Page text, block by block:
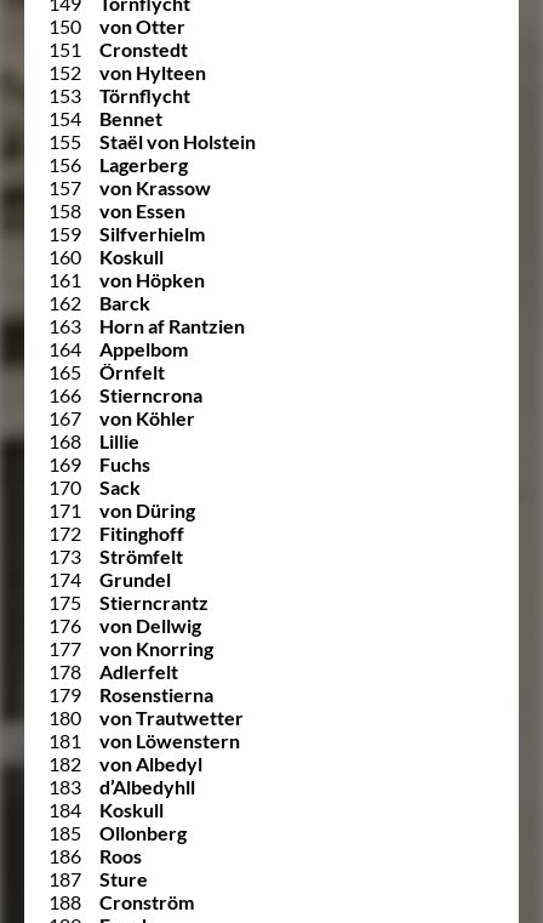
150
von Otter
151
Cronstedt
152
von Hylteen
153
Törnflycht
154
Bennet
155
Staël von Holstein
156
Lagerberg
157
von Krassow
158
von Essen
159
Silfverhielm
160
Koskull
161
von Höpken
162
Barck
163
Horn af Rantzien
164
Appelbom
165
Örnfelt
166
Stierncrona
167
von Köhler
168
Lillie
169
Fuchs
170
Sack
171
von Düring
172
Fitinghoff
173
Strömfelt
174
Grundel
175
Stierncrantz
176
von Dellwig
177
von Knorring
178
Adlerfelt
179
Rosenstierna
180
von Trautwetter
181
von Löwenstern
182
von Albedyl
183
d’Albedyhll
184
Koskull
185
Ollonberg
186
Roos
187
Sture
188
Cronström